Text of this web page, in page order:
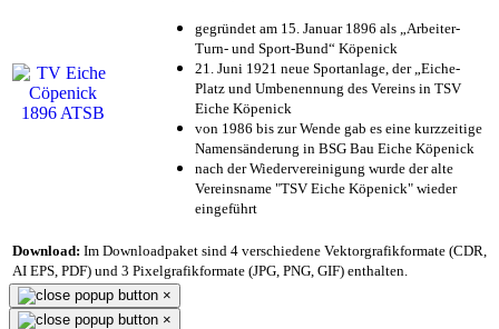
gegründet am 15. Januar 1896 als „Arbeiter-
Turn- und Sport-Bund“ Köpenick
21. Juni 1921 neue Sportanlage, der „Eiche-
Platz und Umbenennung des Vereins in TSV
Eiche Köpenick
von 1986 bis zur Wende gab es eine kurzzeitige
Namensänderung in BSG Bau Eiche Köpenick
nach der Wiedervereinigung wurde der alte
Vereinsname "TSV Eiche Köpenick" wieder
eingeführt
Download: Im Downloadpaket sind 4 verschiedene Vektorgrafikformate (CDR,
AI EPS, PDF) und 3 Pixelgrafikformate (JPG, PNG, GIF) enthalten.
×
×